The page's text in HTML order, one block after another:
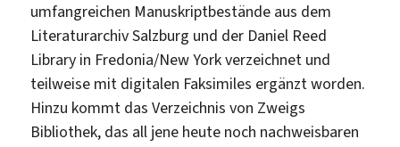
umfangreichen Manuskriptbestände aus dem
Literaturarchiv Salzburg und der Daniel Reed
Library in Fredonia/New York verzeichnet und
teilweise mit digitalen Faksimiles ergänzt worden.
Hinzu kommt das Verzeichnis von Zweigs
Bibliothek, das all jene heute noch nachweisbaren